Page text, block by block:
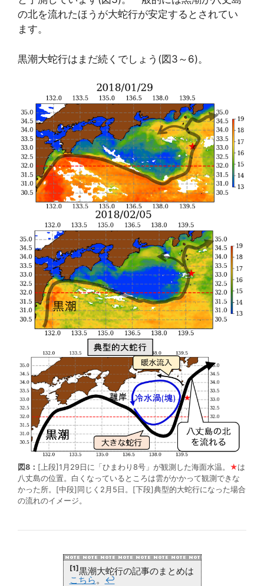
の北を流れたほうが大蛇行が安定するとされてい
ます。
黒潮大蛇行はまだ続くでしょう(図3～6)。
図8： [上段]1月29日に「ひまわり8号」が観測した海面水温。 ★は
八丈島の位置。白くなっているところは雲がかかって観測できな
かった所。[中段]同じく2月5日。[下段]典型的大蛇行になった場合
の流れのイメージ。
[1]黒潮大蛇行の記事のまとめは
こちら。 ↩